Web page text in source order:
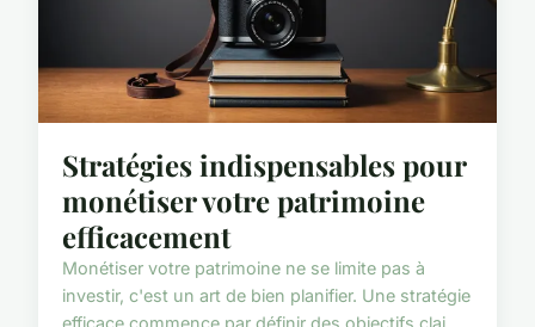
Stratégies indispensables pour
monétiser votre patrimoine
efficacement
Monétiser votre patrimoine ne se limite pas à
investir, c'est un art de bien planifier. Une stratégie